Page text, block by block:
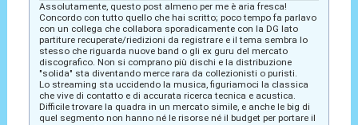
Assolutamente, questo post almeno per me è aria fresca!
Concordo con tutto quello che hai scritto; poco tempo fa parlavo
con un collega che collabora sporadicamente con la DG lato
partiture recuperate/riedizioni da registrare e il tema sembra lo
stesso che riguarda nuove band o gli ex guru del mercato
discografico. Non si comprano più dischi e la distribuzione
"solida" sta diventando merce rara da collezionisti o puristi.
Lo streaming sta uccidendo la musica, figuriamoci la classica
che vive di contatto e di accurata ricerca tecnica e acustica.
Difficile trovare la quadra in un mercato simile, e anche le big di
quel segmento non hanno né le risorse né il budget per portare il